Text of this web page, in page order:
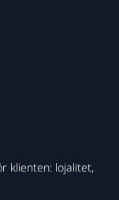
klienten: lojalitet,